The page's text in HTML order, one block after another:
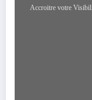
Accroitre votre